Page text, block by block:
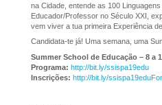
na Cidade, entende as 100
Educador/Professor no Século XXI,
vem viver a tua primeira Experiência
Candidata-te já! Uma semana, uma
Summer School de Educação – 8 a
Programa: http://bit.ly/ssispa19edu
Inscrições: http://bit.ly/